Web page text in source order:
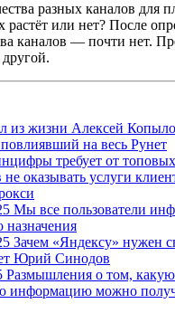
разных каналов для
растёт или нет? После
каналов — почти нет.
из жизни Алексей
на весь Рунет
требует от
не оказывать услуги
Мы все пользователи
назначения
Зачем «Яндексу» нужен
Юрий Синодов
Размышления о том,
информацию можно